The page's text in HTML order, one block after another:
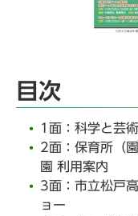
目次
1面：科学と芸
2面：保育所（
園 利用案内
3面：市立松戸
ョー